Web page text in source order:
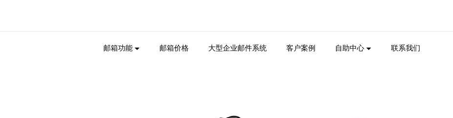
邮箱功能 邮箱价格 大型企业邮件系统 客户案例 自助中心 联系我们